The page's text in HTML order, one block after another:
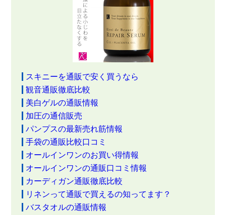
スキニーを通販で安く買うなら
観音通販徹底比較
美白ゲルの通販情報
加圧の通信販売
パンプスの最新売れ筋情報
手袋の通販比較口コミ
オールインワンのお買い得情報
オールインワンの通販口コミ情報
カーディガン通販徹底比較
リネンって通販で買えるの知ってます？
バスタオルの通販情報